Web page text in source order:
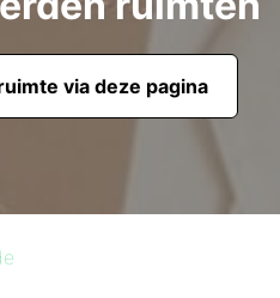
via deze pagina